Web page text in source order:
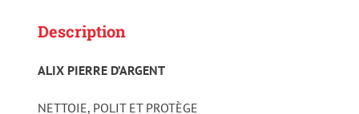
Description
ALIX PIERRE D’ARGENT
NETTOIE, POLIT ET PROTÈGE